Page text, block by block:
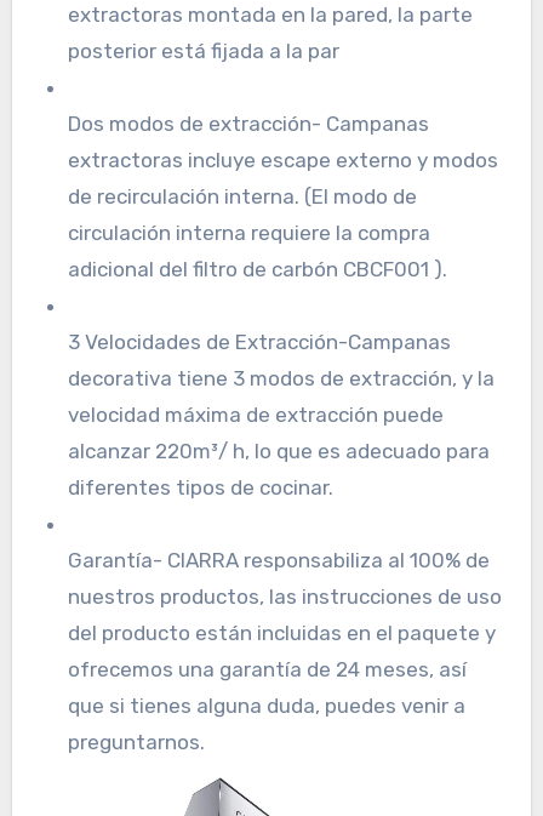
extractoras montada en la pared, la parte
posterior está fijada a la par
Dos modos de extracción- Campanas
extractoras incluye escape externo y modos
de recirculación interna. (El modo de
circulación interna requiere la compra
adicional del filtro de carbón CBCF001 ).
3 Velocidades de Extracción-Campanas
decorativa tiene 3 modos de extracción, y la
velocidad máxima de extracción puede
alcanzar 220m³/ h, lo que es adecuado para
diferentes tipos de cocinar.
Garantía- CIARRA responsabiliza al 100% de
nuestros productos, las instrucciones de uso
del producto están incluidas en el paquete y
ofrecemos una garantía de 24 meses, así
que si tienes alguna duda, puedes venir a
preguntarnos.